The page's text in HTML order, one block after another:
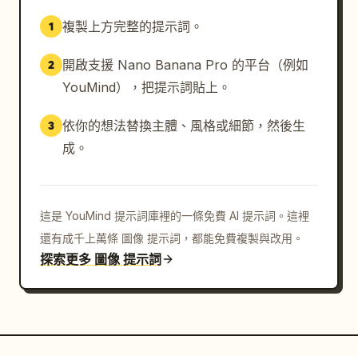
1 複製上方完整的提示詞。
2
開啟支援 Nano Banana Pro 的平台（例如
YouMind），把提示詞貼上。
3 依你的想法替換主體、風格或細節，然後生
成。
這是 YouMind 提示詞庫裡的一條免費 AI 提示詞。這裡
還有成千上萬條 圖像 提示詞，都能免費複製與改用。
探索更多 圖像 提示詞